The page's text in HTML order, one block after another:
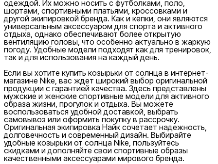
одеждой. Их можно носить с футболками, поло,
шортами, спортивными платьями, кроссовками и
другой экипировкой бренда. Как и кепки, они являются
универсальным аксессуаром для спорта и активного
отдыха, однако обеспечивают более открытую
вентиляцию головы, что особенно актуально в жаркую
погоду. Удобные модели подходят как для тренировок,
так и для использования на каждый день.
Если вы хотите купить козырьки от солнца в интернет-
магазине Nike, вас ждет широкий выбор оригинальной
продукции с гарантией качества. Здесь представлены
мужские и женские спортивные модели для активного
образа жизни, прогулок и отдыха. Вы можете
воспользоваться удобной доставкой, выбрать
самовывоз или оформить покупку в рассрочку.
Оригинальная экипировка Найк сочетает надежность,
долговечность и современный дизайн. Выбирайте
удобные козырьки от солнца Nike, пользуйтесь
скидками и дополняйте свои спортивные образы
качественными аксессуарами мирового бренда.